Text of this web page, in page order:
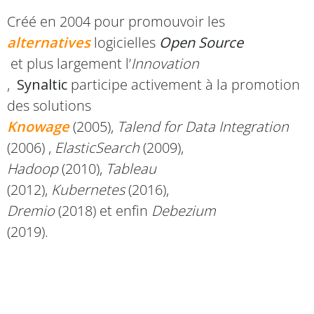
Créé en 2004pour promouvoir les
alternativeslogicielles Open Source
et plus largement l’Innovation
, Synaltic participe activement à la promotion
des solutions
Knowage(2005), Talend for Data Integration
(2006) , ElasticSearch (2009),
Hadoop (2010), Tableau
(2012), Kubernetes(2016),
Dremio (2018) et enfin Debezium
(2019).